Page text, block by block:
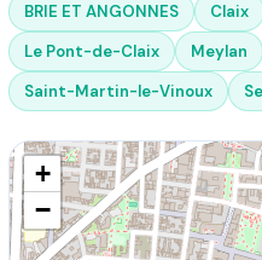
BRIE ET ANGONNES Claix
Le Pont-de-Claix
Meylan
Saint-Martin-le-Vinoux
+
−